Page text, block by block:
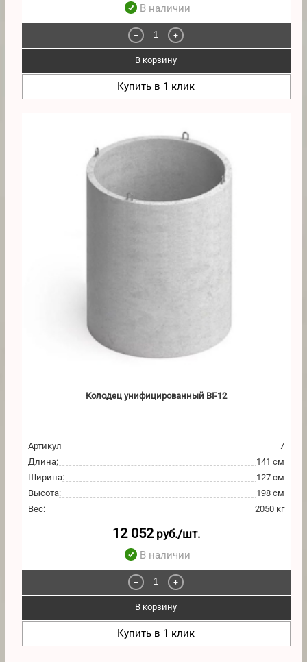
В наличии
− +
В корзину
Купить в 1 клик
Колодец унифицированный ВГ-12
Артикул
7
Длина:
141 см
Ширина:
127 см
Высота:
198 см
Вес: 2050 кг
12 052руб./шт.
В наличии
− +
В корзину
Купить в 1 клик